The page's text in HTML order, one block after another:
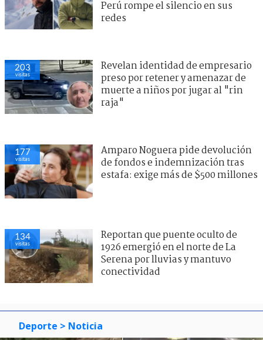
Perú rompe el silencio en sus
redes
203
visitas
Revelan identidad de empresario
preso por retener y amenazar de
muerte a niños por jugar al "rin
raja"
177
visitas
Amparo Noguera pide devolución
de fondos e indemnización tras
estafa: exige más de $500 millones
134
visitas
Reportan que puente oculto de
1926 emergió en el norte de La
Serena por lluvias y mantuvo
conectividad
Deporte > Noticia